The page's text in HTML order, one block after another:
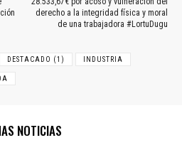
derecho a la integridad física y moral
de una trabajadora #LortuDugu
DESTACADO (1) INDUSTRIA
NOTICIAS